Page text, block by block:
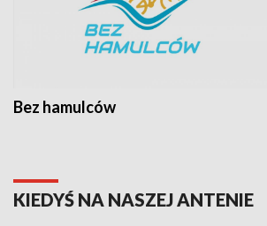
Bez hamulców
KIEDYŚ NA NASZEJ ANTENIE